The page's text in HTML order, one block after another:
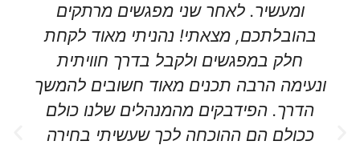
מרתקים
מאוד לקחת
חוויתית
חשובים להמשך
שלנו כולם
בחירה
שלקחתם את האתגר להוביל
המנהלים של רשת המרכזים
מגוונים רמת השרון
ולהישגים שחלמנו להגשים.
יודעים שאנו מסוגלים
רבה אתם מתנה לכל